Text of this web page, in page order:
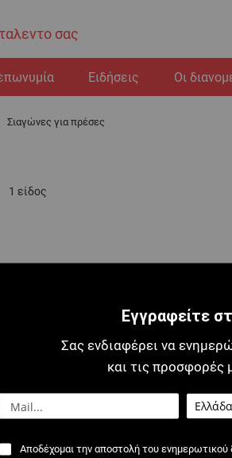
σας
Ειδήσεις Οι
Σιαγώνες για πρέσες
1 είδος
Εγγραφείτε
Σας ενδιαφέρει να
και τις προσφορές
Αποδέχομαι την αποστολή του